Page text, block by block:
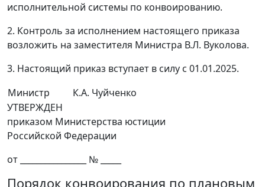
исполнительной системы по конвоированию.
2. Контроль за исполнением настоящего приказа
возложить на заместителя Министра В.Л. Вуколова.
3. Настоящий приказ вступает в силу с 01.01.2025.
Министр
К.А. Чуйченко
УТВЕРЖДЕН
приказом Министерства юстиции
Российской Федерации
от ________________ № _____
Порядок конвоирования по плановым